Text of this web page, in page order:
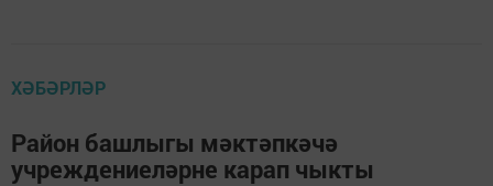
ХӘБӘРЛӘР
Район башлыгы мәктәпкәчә
учреждениеләрне карап чыкты